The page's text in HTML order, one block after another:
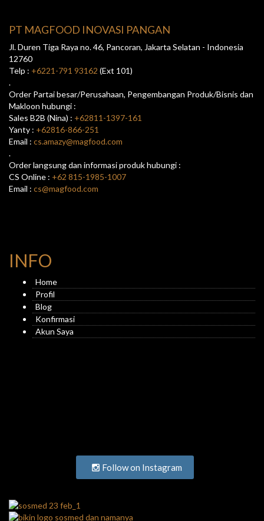
PT MAGFOOD INOVASI PANGAN
Jl. Duren Tiga Raya no. 46, Pancoran, Jakarta Selatan - Indonesia
12760
Telp : +6221-791 93162 (Ext 101)
.
Order Partai besar/Perusahaan, Pengembangan Produk/Bisnis dan
Makloon hubungi :
Sales B2B (Nina) : +62811-1397-161
Yanty : +62816-866-251
Email : cs.amazy@magfood.com
.
Order langsung dan informasi produk hubungi :
CS Online : +62 815-1985-1007
Email : cs@magfood.com
INFO
Home
Profil
Blog
Konfirmasi
Akun Saya
Follow on Instagram